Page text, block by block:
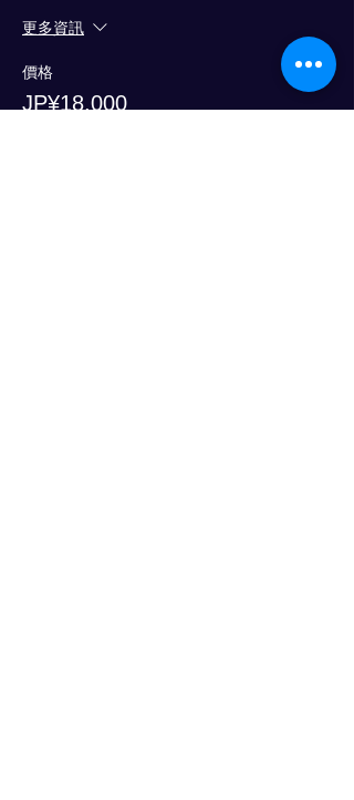
更多資訊
價格
JP¥18,000